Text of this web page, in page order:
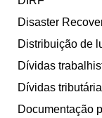
Disaster
Distribuição de
Dívidas
Dívidas
Documentação